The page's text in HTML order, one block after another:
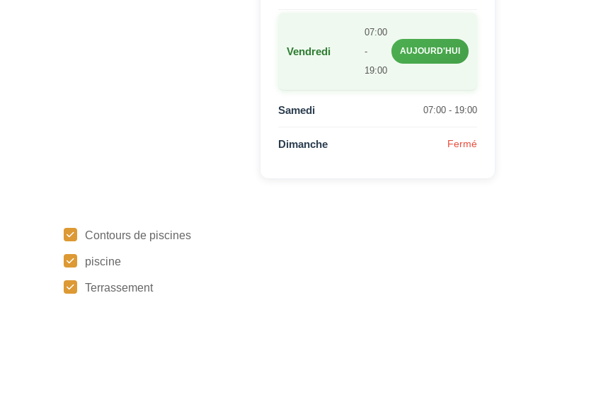
Contours de piscines
piscine
Terrassement
Vendredi
07:00
-
19:00
AUJOURD'HUI
Samedi 07:00 - 19:00
Dimanche Fermé